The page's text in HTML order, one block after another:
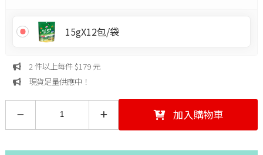
15gX12包/袋
2 件以上每件 $179 元
現貨足量供應中！
加入購物車